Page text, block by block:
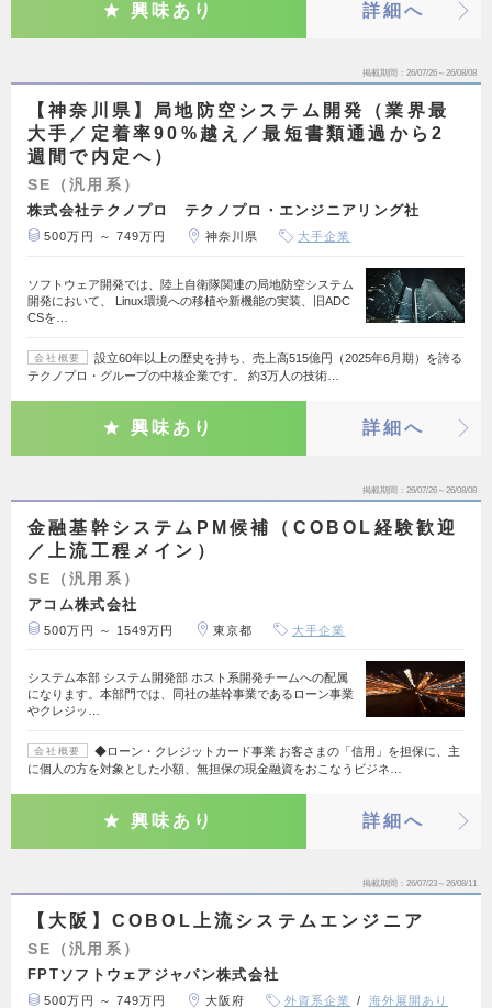
興味あり 詳細へ
掲載期間 26/07/26～26/08/08
【神奈川県】局地防空システム開発（業界最
大手／定着率90%越え／最短書類通過から2
週間で内定へ）
SE（汎用系）
株式会社テクノプロ テクノプロ・エンジニアリング社
500万円 ～ 749万円 神奈川県 大手企業
ソフトウェア開発では、陸上自衛隊関連の局地防空システム
開発において、 Linux環境への移植や新機能の実装、旧ADC
CSを…
会社概要
設立60年以上の歴史を持ち、売上高515億円（2025年6月期）を誇る
テクノプロ・グループの中核企業です。 約3万人の技術…
興味あり 詳細へ
掲載期間 26/07/26～26/08/08
金融基幹システムPM候補（COBOL経験歓迎
／上流工程メイン）
SE（汎用系）
アコム株式会社
500万円 ～ 1549万円 東京都 大手企業
システム本部 システム開発部 ホスト系開発チームへの配属
になります。本部門では、同社の基幹事業であるローン事業
やクレジッ…
会社概要
◆ローン・クレジットカード事業 お客さまの「信用」を担保に、主
に個人の方を対象とした小額、無担保の現金融資をおこなうビジネ…
興味あり 詳細へ
掲載期間 26/07/23～26/08/11
【大阪】COBOL上流システムエンジニア
SE（汎用系）
FPTソフトウェアジャパン株式会社
500万円 ～ 749万円 大阪府 外資系企業
海外展開あり